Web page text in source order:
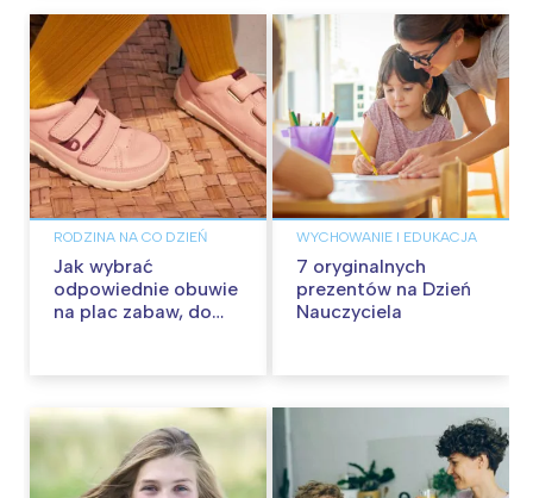
RODZINA NA CO DZIEŃ
Jak wybrać
odpowiednie obuwie
na plac zabaw, do
WYCHOWANIE I EDUKACJA
7 oryginalnych
prezentów na Dzień
Nauczyciela